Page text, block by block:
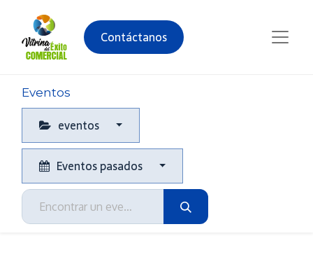
Contáctanos
Eventos
eventos
Eventos pasados